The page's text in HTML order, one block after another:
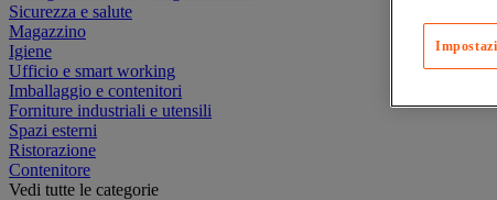
Sicurezza e salute
Magazzino
Igiene
Ufficio e smart working
Imballaggio e contenitori
Forniture industriali e utensili
Spazi esterni
Ristorazione
Contenitore
Vedi tutte le categorie